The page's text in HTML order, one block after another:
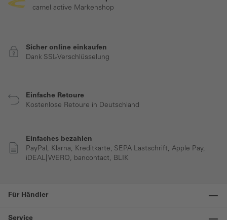
camel active Markenshop
Sicher online einkaufen
Dank SSL-Verschlüsselung
Einfache Retoure
Kostenlose Retoure in Deutschland
Einfaches bezahlen
PayPal, Klarna, Kreditkarte, SEPA Lastschrift, Apple Pay,
iDEAL| WERO, bancontact, BLIK
Für Händler
Service